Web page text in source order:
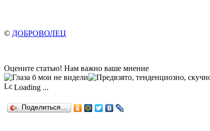
© ДОБРОВОЛЕЦ
Оцените статью! Нам важно ваше мнение
Loading ...
Поделиться…